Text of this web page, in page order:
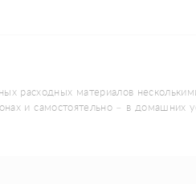
расходных материалов
и самостоятельно – в домашних